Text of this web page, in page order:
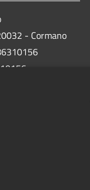
- Cormano